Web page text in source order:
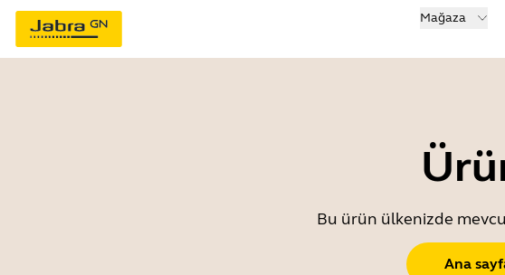
Mağaza
Bu ürün ülkenizde
Ana